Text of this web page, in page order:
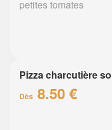
petites tomates
Pizza charcutière
Dès 8.50 €